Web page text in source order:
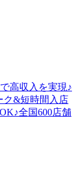
高収入を実現♪
ク&短時間入店
全国600店舗